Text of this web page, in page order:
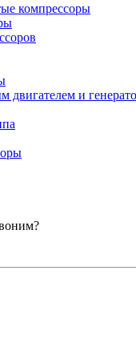
компрессоры
двигателем и